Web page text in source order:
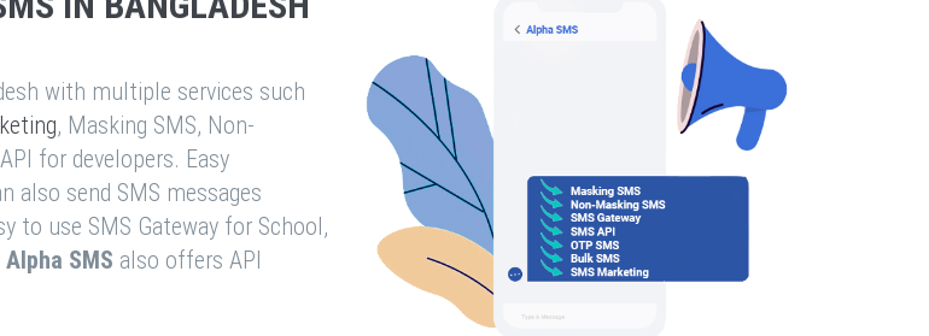
with multiple services such
, Masking SMS, Non-
for developers. Easy
also send SMS messages
to use SMS Gateway for School,
Alpha SMS also offers API